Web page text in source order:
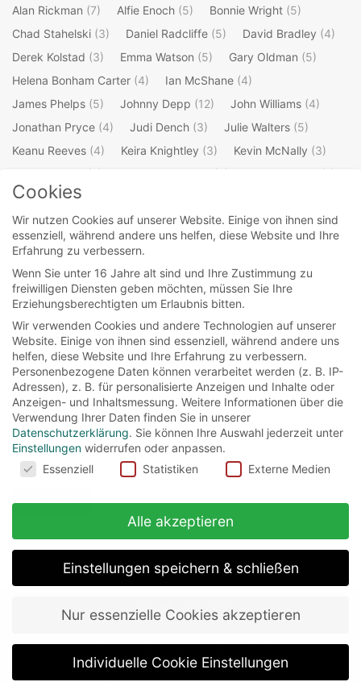
Alan Rickman (7) Alfie Enoch (5) Bonnie Wright (5)
Chad Stahelski (3) Daniel Radcliffe (5) David Bradley (4)
Derek Kolstad (3) Emma Watson (5) Gary Oldman (5)
Helena Bonham Carter (4) Ian McShane (4)
James Phelps (5) Johnny Depp (12) John Williams (4)
Jonathan Pryce (4) Judi Dench (3) Julie Walters (5)
Keanu Reeves (4) Keira Knightley (3) Kevin McNally (3)
(3) (4)
(7)
Mark Williams
Michael Gambon(4) Oliver Phelps(5) Orlando Bloom (4)
Ralph Fiennes(3) Richard Griffiths(3)
Robbie Coltrane(4) Robert Hardy (3) Rupert Grint
Stellan Skarsgard(3) Steve Kloves (4)
Takeshi Kaneshiro
(3)
Tim Burton(4) Timothy Spall(4) Tim Roth(3)
Tom Felton(5) Warwick Davis(4) Willem Dafoe(3)
William Shakespeare(4)
Suchen
nach:
about impressum datenschutz
Cookies
Wir nutzen Cookies auf unserer Website. Einige von ihnen sind
essenziell, während andere uns helfen, diese Website und Ihre
Erfahrung zu verbessern.
Wenn Sie unter 16 Jahre alt sind und Ihre Zustimmung zu
freiwilligen Diensten geben möchten, müssen Sie Ihre
Erziehungsberechtigten um Erlaubnis bitten.
Wir verwenden Cookies und andere Technologien auf unserer
Website. Einige von ihnen sind essenziell, während andere uns
helfen, diese Website und Ihre Erfahrung zu verbessern.
Personenbezogene Daten können verarbeitet werden (z. B. IP-
Adressen), z. B. für personalisierte Anzeigen und Inhalte oder
Anzeigen- und Inhaltsmessung. Weitere Informationen über die
Verwendung Ihrer Daten finden Sie in unserer
Datenschutzerklärung. Sie können Ihre Auswahl jederzeit unter
Einstellungen widerrufen oder anpassen.
CookiesEssenziell Statistiken Externe Medien
Alle akzeptieren
Einstellungen speichern & schließen
Nur essenzielle Cookies akzeptieren
Individuelle Cookie Einstellungen